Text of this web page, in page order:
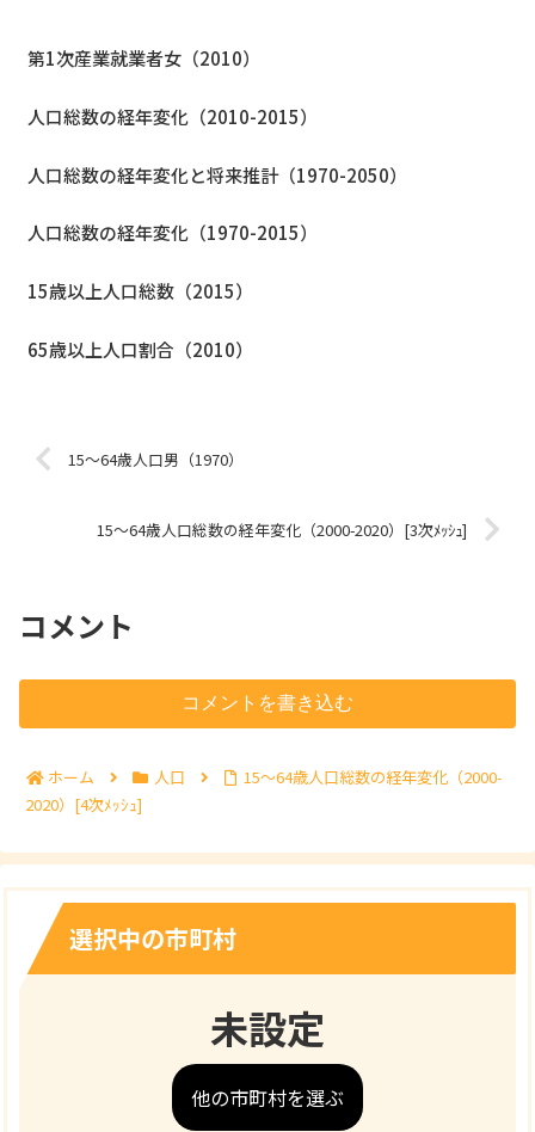
第1次産業就業者女（2010）
人口総数の経年変化（2010-2015）
人口総数の経年変化と将来推計（1970-2050）
人口総数の経年変化（1970-2015）
15歳以上人口総数（2015）
65歳以上人口割合（2010）
15～64歳人口男（1970）
15～64歳人口総数の経年変化（2000-2020）[3次ﾒｯｼｭ]
コメント
コメントを書き込む
ホーム 人口
15～64歳人口総数の経年変化（2000-
2020）[4次ﾒｯｼｭ]
選択中の市町村
未設定
他の市町村を選ぶ